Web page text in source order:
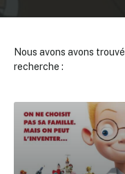
Nous avons avons trouvé
recherche :